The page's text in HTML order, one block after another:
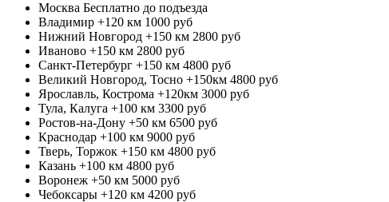
Москва Бесплатно до подъезда
Владимир +120 км 1000 руб
Нижний Новгород +150 км 2800 руб
Иваново +150 км 2800 руб
Санкт-Петербург +150 км 4800 руб
Великий Новгород, Тосно +150км 4800 руб
Ярославль, Кострома +120км 3000 руб
Тула, Калуга +100 км 3300 руб
Ростов-на-Дону +50 км 6500 руб
Краснодар +100 км 9000 руб
Тверь, Торжок +150 км 4800 руб
Казань +100 км 4800 руб
Воронеж +50 км 5000 руб
Чебоксары +120 км 4200 руб